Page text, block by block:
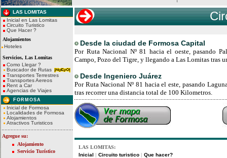
LAS LOMITAS
Inicial en Las Lomitas
Circuito Turistico
Que Hacer ?
Alojamientos
Hoteles
Servicios, Las Lomitas
Como Llegar ?
Buscador de Rutas
Transportes Terrestres
Transportes Aereos
Rent a Car
Agencias de Viajes
FORMOSA
Inicial de Formosa
Localidades de Formosa
Alojamientos
Atractivos Turisticos
Agregue su:
Alojamiento
Servicio Turístico
Desde la ciudad de Formosa Capital
Por Ruta Nacional Nº 81 hacia el oeste, pasando
Campo, Pozo del Tigre, y llegando a Las Lomitas tras
Desde Ingeniero Juárez
Por Ruta Nacional Nº 81 hacia el este, pasando
tras recorrer una distancia total de 100 Kilometros.
LAS LOMITAS:
Inicial
Circuito turistico Que hacer?